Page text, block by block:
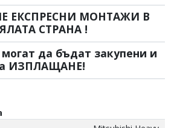
ЕКСПРЕСНИ МОНТАЖИ В
СТРАНА !
да бъдат закупени и
ИЗПЛАЩАНЕ!